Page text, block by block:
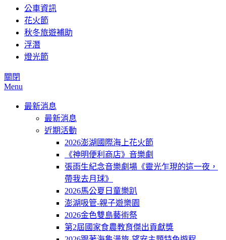
公車資訊
花火節
秋冬旅遊補助
浮潛
燈光節
關閉
Menu
最新消息
最新消息
近期活動
2026澎湖國際海上花火節
《神明便利商店》音樂劇
張雨生紀念音樂劇場《靈光乍現的這一夜，
帶我去月球》
2026馬公夏日童樂趴
澎湖吸管-親子遊樂園
2026金色雙島藝術祭
第2屆國家食農教育傑出貢獻獎